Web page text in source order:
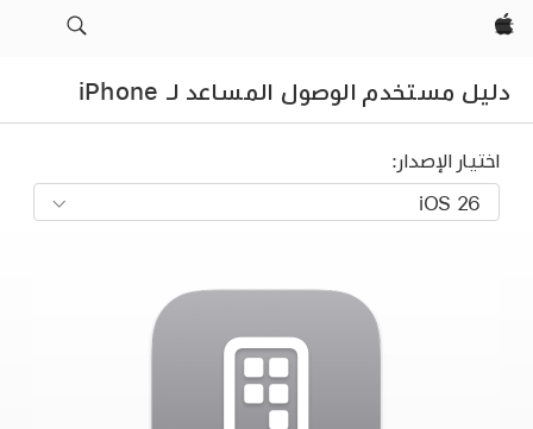
Apple‏
دليل مستخدم الوصول المساعد لـ iPhone
اختيار الإصدار: